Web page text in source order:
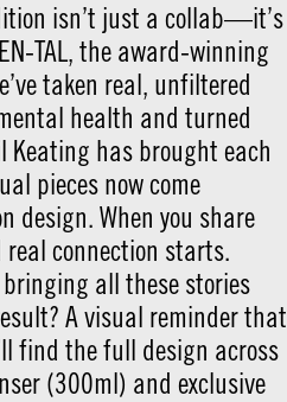
isn’t just a collab—it’s
TAL, the award-winning
taken real, unfiltered
health and turned
Keating has brought each
pieces now come
design. When you share
connection starts.
all these stories
A visual reminder that
find the full design across
(300ml) and exclusive